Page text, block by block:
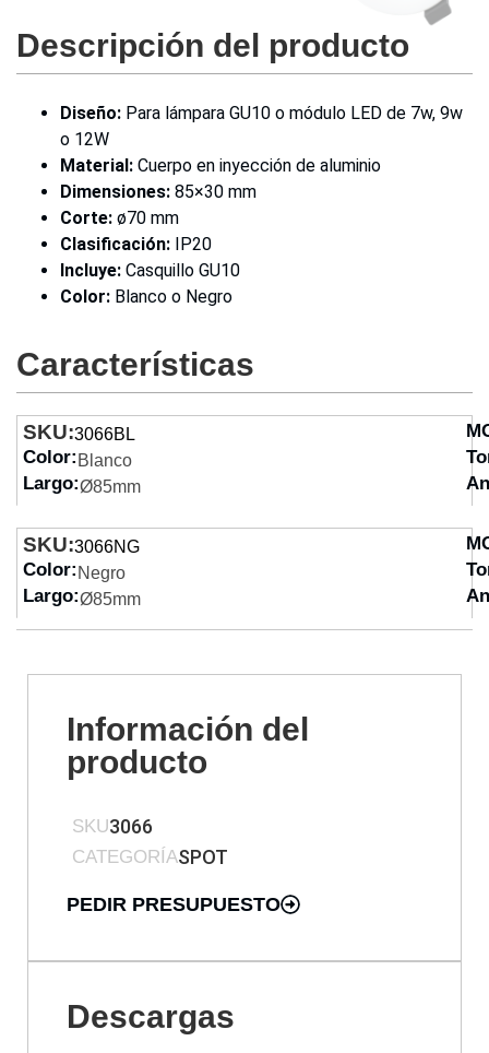
Descripción del producto
Diseño: Para lámpara GU10 o módulo LED de 7w, 9w
o 12W
Material: Cuerpo en inyección de aluminio
Dimensiones: 85×30 mm
Corte: ø70 mm
Clasificación: IP20
Incluye: Casquillo GU10
Color: Blanco o Negro
Características
SKU:3066BL
Color: Blanco
Largo:Ø85mm
SKU:3066NG
Color: Negro
Largo:Ø85mm
Información del
producto
SKU3066
CATEGORÍASPOT
PEDIR PRESUPUESTO
Descargas